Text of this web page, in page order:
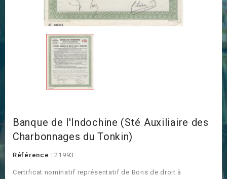
Banque de l'Indochine (Sté Auxiliaire des
Charbonnages du Tonkin)
Référence : 21993
Certificat nominatif représentatif de Bons de droit à